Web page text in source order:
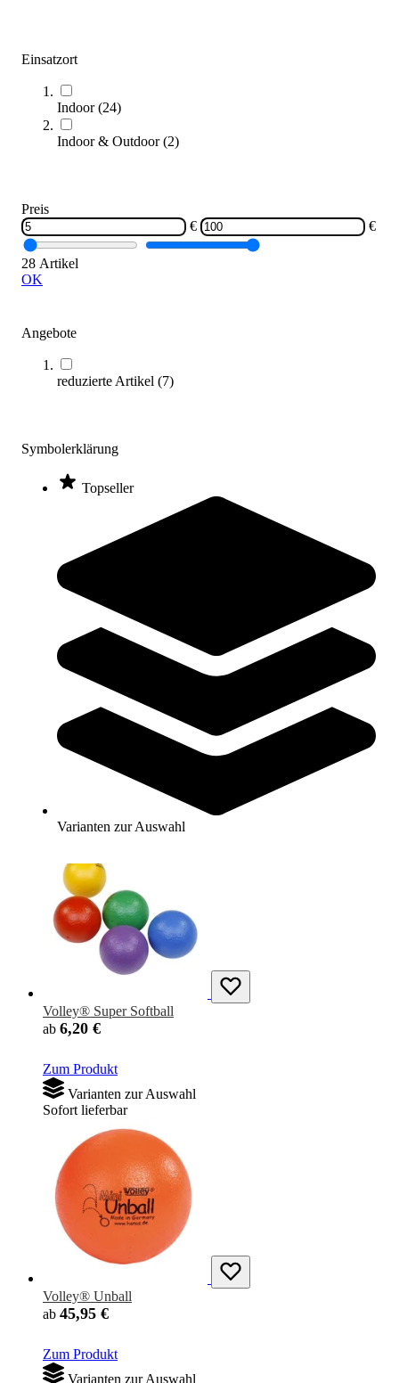
Einsatzort
Indoor(24)
Indoor & Outdoor(2)
Preis
€
€
28 Artikel
OK
Angebote
reduzierte Artikel (7)
Symbolerklärung
Topseller
Varianten zur Auswahl
Kübler Sport® Dragonskin® Softball RESIST
ab 18,95 €
Sofort lieferbar
SALE
Kübler Sport® Dragonskin® Softball SOFTI
ab 13,33 €
Zum Produkt
Varianten zur Auswahl
Sofort lieferbar
Kübler Sport® Dragonskin® Softball SPECIAL
Zum Produkt
Sofort lieferbar
Volley® Super Softball
ab 6,20 €
Zum Produkt
Varianten zur Auswahl
Sofort lieferbar
Volley® Unball
ab 45,95 €
Zum Produkt
Varianten zur Auswahl